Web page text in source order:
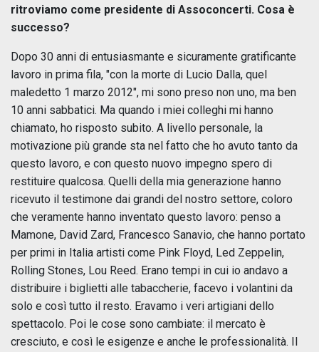
ritroviamo come presidente di Assoconcerti. Cosa è
successo?
Dopo 30 anni di entusiasmante e sicuramente gratificante
lavoro in prima fila, "con la morte di Lucio Dalla, quel
maledetto 1 marzo 2012", mi sono preso non uno, ma ben
10 anni sabbatici. Ma quando i miei colleghi mi hanno
chiamato, ho risposto subito. A livello personale, la
motivazione più grande sta nel fatto che ho avuto tanto da
questo lavoro, e con questo nuovo impegno spero di
restituire qualcosa. Quelli della mia generazione hanno
ricevuto il testimone dai grandi del nostro settore, coloro
che veramente hanno inventato questo lavoro: penso a
Mamone, David Zard, Francesco Sanavio, che hanno portato
per primi in Italia artisti come Pink Floyd, Led Zeppelin,
Rolling Stones, Lou Reed. Erano tempi in cui io andavo a
distribuire i biglietti alle tabaccherie, facevo i volantini da
solo e così tutto il resto. Eravamo i veri artigiani dello
spettacolo. Poi le cose sono cambiate: il mercato è
cresciuto, e così le esigenze e anche le professionalità. Il